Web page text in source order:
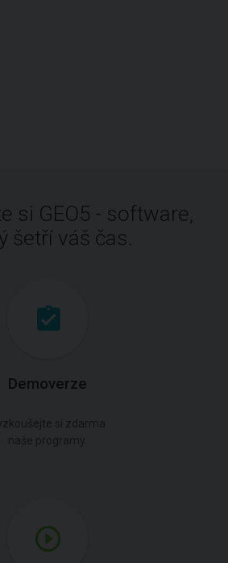
si GEO5 - software,
šetří váš čas.
Demoverze